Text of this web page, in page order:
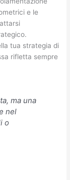
e le
tua strategia di
rifletta sempre
ma una
nel
o